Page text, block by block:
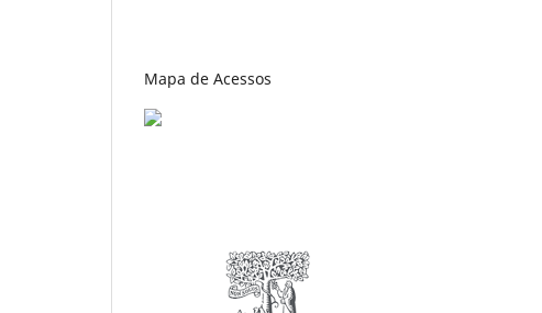
Mapa de Acessos